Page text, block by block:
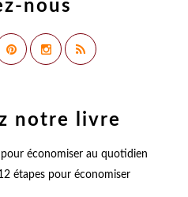
nous
notre livre
étapes pour économiser